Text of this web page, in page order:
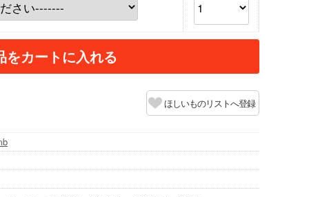
をカートに入れる
ほしいものリストへ登録